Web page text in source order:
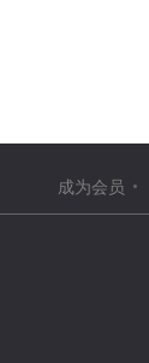
成为会员 •